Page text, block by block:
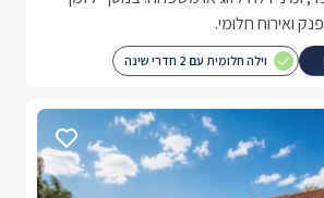
ואירוח חלומי.
וילה חלומית עם 2 חדרי שינה